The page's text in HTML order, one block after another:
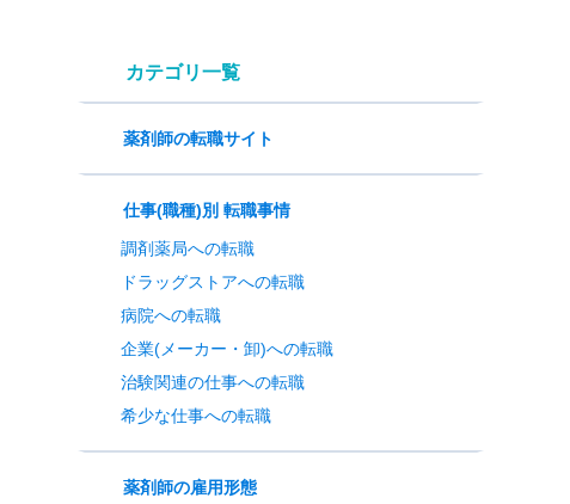
カテゴリ一覧
薬剤師の転職サイト
仕事(職種)別 転職事情
調剤薬局への転職
ドラッグストアへの転職
病院への転職
企業(メーカー・卸)への転職
治験関連の仕事への転職
希少な仕事への転職
薬剤師の雇用形態